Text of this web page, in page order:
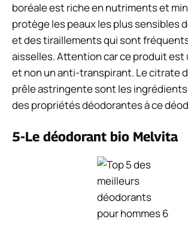
boréale est riche en nutriments et
protège les peaux les plus sensibles
et des tiraillements qui sont
aisselles. Attention car ce produit est
et non un anti-transpirant. Le citrate
prêle astringente sont les
des propriétés déodorantes à ce
5-Le déodorant bio Melvita